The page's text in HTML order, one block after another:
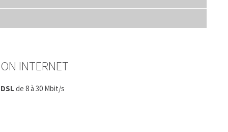
INTERNET
de 8 à 30 Mbit/s